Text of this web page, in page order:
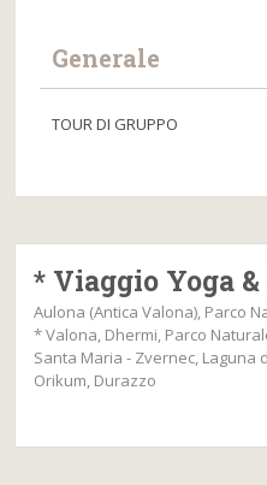
Generale
TOUR DI GRUPPO
* Viaggio Yoga
Aulona (Antica Valona), Parco
* Valona, Dhermi, Parco
Santa Maria - Zvernec, Laguna
Orikum, Durazzo